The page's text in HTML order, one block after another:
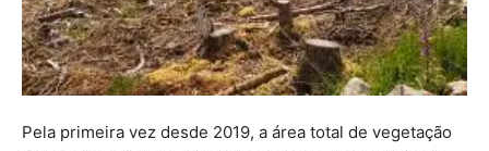
Pela primeira vez desde 2019, a área total de vegetação